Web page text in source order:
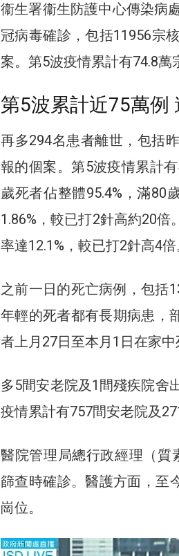
衞生署衞生防護中心傳染病
冠病毒確診，包括11956宗
案。第5波疫情累計有74.8萬
第5波累計近75萬例
再多294名患者離世，包括
報的個案。第5波疫情累計
歲死者佔整體95.4%，滿80
1.86%，較已打2針高約20
率達12.1%，較已打2針高4倍
之前一日的死亡病例，包括
年輕的死者都有長期病患，
者上月27日至本月1日在家中
多5間安老院及1間殘疾院舍
疫情累計有757間安老院及
醫院管理局總行政經理（質
篩查時確診。醫護方面，至
崗位。